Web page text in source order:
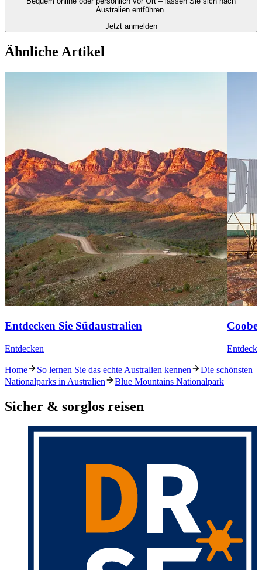
Australien entführen.
Jetzt anmelden
Ähnliche Artikel
Entdecken Sie Südaustralien
Entdecken
Home So lernen Sie das echte Australien kennen
Die schönsten
Nationalparks in Australien
Blue Mountains Nationalpark
Sicher & sorglos reisen